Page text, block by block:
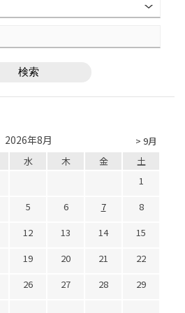
> 9月
2026年8月
水 木 金
土
1
5 6 7
8
12 13 14
15
19 20 21
22
26 27 28
29